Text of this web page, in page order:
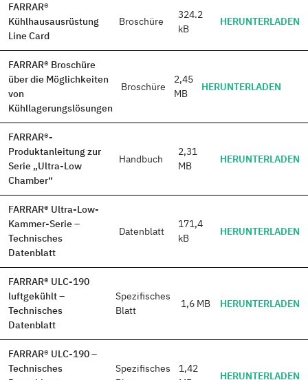
FARRAR®
Kühlhausausrüstung
Line Card
Broschüre
324.2
kB
HERUNTERLADEN
FARRAR® Broschüre
über die Möglichkeiten
von
Kühllagerungslösungen
Broschüre
2,45
MB
HERUNTERLADEN
FARRAR®-
Produktanleitung zur
Serie „Ultra-Low
Chamber“
Handbuch
2,31
MB
HERUNTERLADEN
FARRAR® Ultra-Low-
Kammer-Serie –
Technisches
Datenblatt
Datenblatt
171,4
kB
HERUNTERLADEN
FARRAR® ULC-190
luftgekühlt –
Technisches
Datenblatt
Spezifisches
Blatt
1,6 MB HERUNTERLADEN
FARRAR® ULC-190 –
Technisches
Spezifisches
1,42
HERUNTERLADEN